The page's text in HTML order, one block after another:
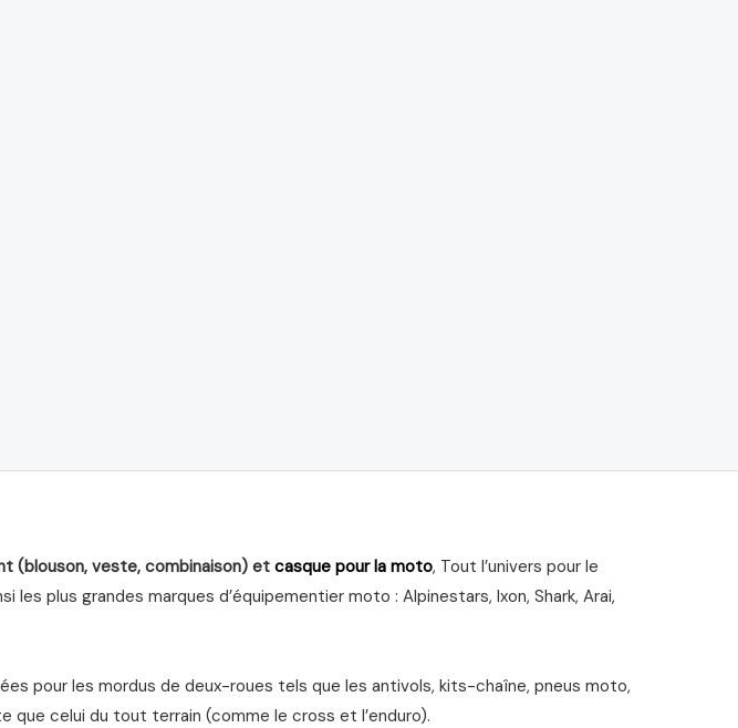
(blouson, veste, combinaison) et casque pour la moto, Tout l’univers pour le
plus grandes marques d’équipementier moto : Alpinestars, Ixon, Shark, Arai,
pour les mordus de deux-roues tels que les antivols, kits-chaîne, pneus moto,
que celui du tout terrain (comme le cross et l’enduro).